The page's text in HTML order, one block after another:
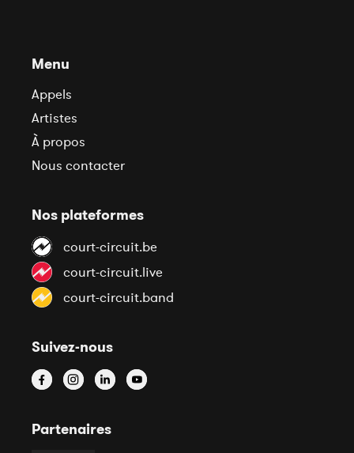
Menu
Appels
Artistes
À propos
Nous contacter
Nos plateformes
court-circuit.be
court-circuit.live
court-circuit.band
Suivez-nous
Partenaires